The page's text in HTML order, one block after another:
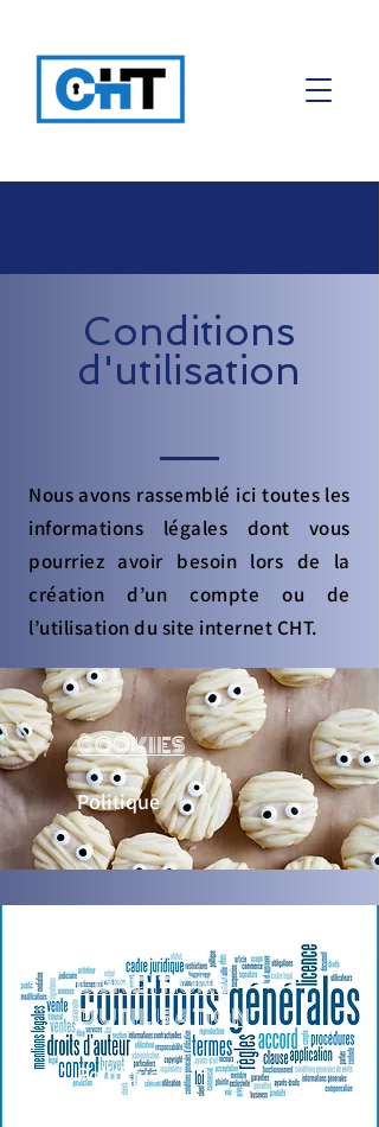
Conditions
d'utilisation
Nous avons rassemblé ici toutes les
informations légales dont vous
pourriez avoir besoin lors de la
création d’un compte ou de
l’utilisation du site internet CHT.
COOKIES
Politique
CONDITIONS
D'UTILISATION
Politique